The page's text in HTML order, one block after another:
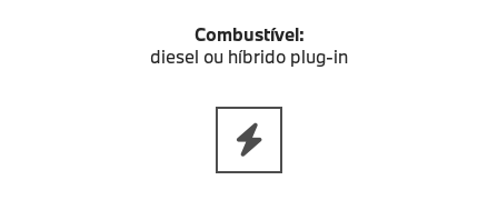
Combustível:
diesel ou híbrido plug-in